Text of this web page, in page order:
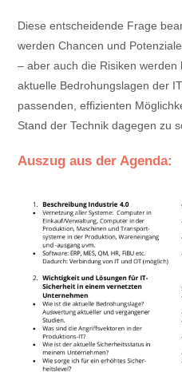
Diese entscheidende Frage
werden Chancen und
– aber auch die Risiken
aktuelle Bedrohungslagen der
passenden, effizienten
Stand der Technik dagegen zu
Auszug aus der Agenda: